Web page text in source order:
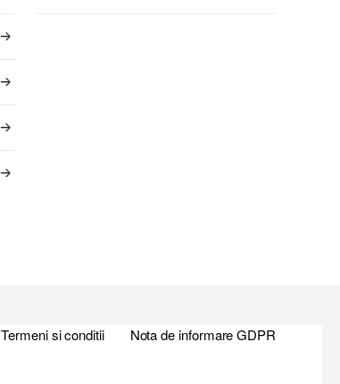
Termeni si conditii Nota de informare GDPR